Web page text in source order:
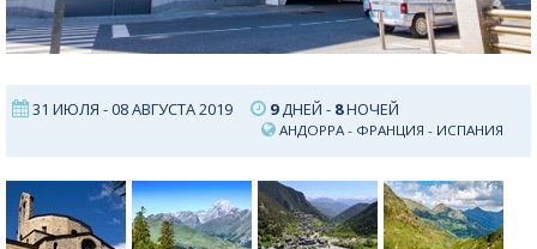
31 ИЮЛЯ - 08 АВГУСТА 2019 9ДНЕЙ - 8НОЧЕЙ
АНДОРРА - ФРАНЦИЯ - ИСПАНИЯ